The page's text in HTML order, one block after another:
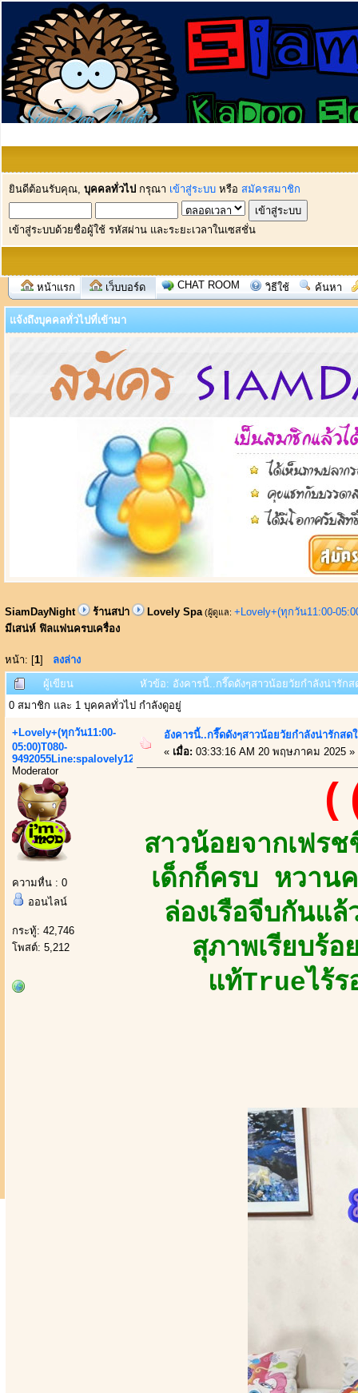
ยินดีต้อนรับคุณ, บุคคลทั่วไป กรุณา เข้าสู่ระบบ หรือ สมัครสมาชิก
เข้าสู่ระบบด้วยชื่อผู้ใช้ รหัสผ่าน และระยะเวลาในเซสชั่น
หน้าแรก เว็บบอร์ด CHAT ROOM วิธีใช้ ค้นหา
แจ้งถึงบุคคลทั่วไปที่เข้ามา
SiamDayNight ร้านสปา Lovely Spa (ผู้ดูแล: +Lovely+(ทุกวัน11:00-
มีเสน่ห์ ฟิลแฟนครบเครื่อง
หน้า: [1] ลงล่าง
ผู้เขียน
หัวข้อ: อังคารนี้..กรี๊ดดังๆสาวน้อยวัยกำลังน่ารัก
0 สมาชิก และ 1 บุคคลทั่วไป กำลังดูอยู่
+Lovely+(ทุกวัน11:00-
05:00)T080-
9492055Line:spalovely123
Moderator
ความหื่น : 0
ออนไลน์
กระทู้: 42,746
โพสต์: 5,212
อังคารนี้..กรี๊ดดังๆสาวน้อยวัยกำลังน่ารักส
« เมื่อ: 03:33:16 AM 20 พฤษภาคม 2025 »
สาวน้อยจากเฟ
เด็กก็ครบ หวาน
ล่องเรือจีบกันแ
สุภาพเรียบร้
แท้Trueไร้